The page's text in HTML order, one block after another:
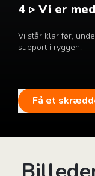
4 ▹ Vi er
Vi står klar før,
support i ryggen.
Få et